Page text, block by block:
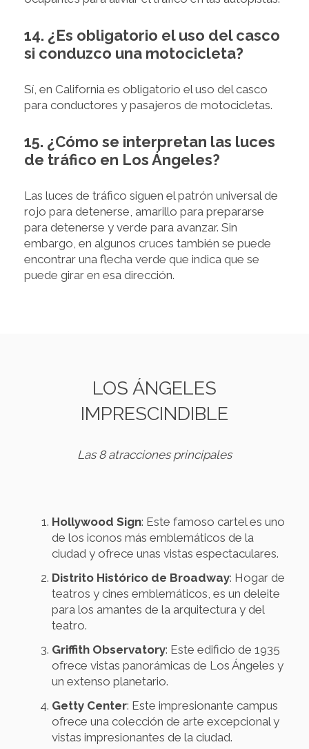
14. ¿Es obligatorio el uso del casco
si conduzco una motocicleta?
Sí, en California es obligatorio el uso del casco
para conductores y pasajeros de motocicletas.
15. ¿Cómo se interpretan las luces
de tráfico en Los Ángeles?
Las luces de tráfico siguen el patrón universal de
rojo para detenerse, amarillo para prepararse
para detenerse y verde para avanzar. Sin
embargo, en algunos cruces también se puede
encontrar una flecha verde que indica que se
puede girar en esa dirección.
LOS ÁNGELES
IMPRESCINDIBLE
Las 8 atracciones principales
Hollywood Sign: Este famoso cartel es uno
de los iconos más emblemáticos de la
ciudad y ofrece unas vistas espectaculares.
Distrito Histórico de Broadway: Hogar de
teatros y cines emblemáticos, es un deleite
para los amantes de la arquitectura y del
teatro.
Griffith Observatory: Este edificio de 1935
ofrece vistas panorámicas de Los Ángeles y
un extenso planetario.
Getty Center: Este impresionante campus
ofrece una colección de arte excepcional y
vistas impresionantes de la ciudad.